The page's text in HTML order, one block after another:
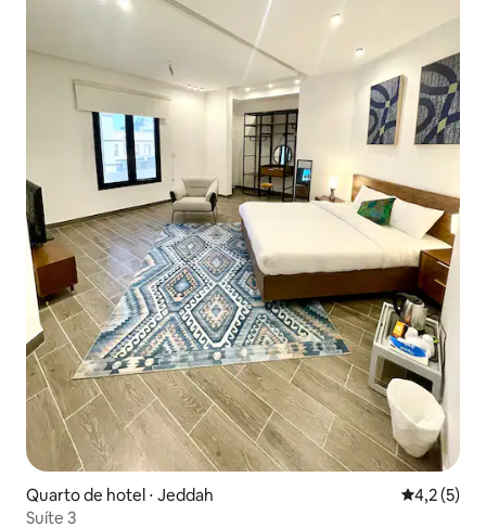
Quarto de hotel ⋅ Jeddah 4,2 de
4,2 (5)
Suíte 3